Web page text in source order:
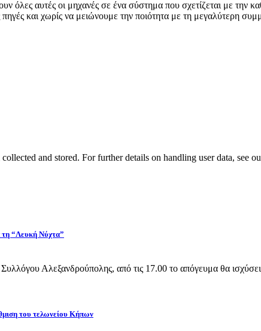
όλες αυτές οι μηχανές σε ένα σύστημα που σχετίζεται με
και χωρίς να μειώνουμε την ποιότητα με τη μεγαλύτερη
and stored. For further details on handling user data, see
τη “Λευκή Νύχτα”
Αλεξανδρούπολης, από τις 17.00 το απόγευμα θα
του τελωνείου Κήπων